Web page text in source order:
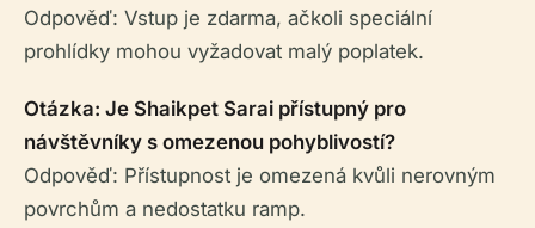
Odpověď: Vstup je zdarma, ačkoli speciální
prohlídky mohou vyžadovat malý poplatek.
Otázka: Je Shaikpet Sarai přístupný pro
návštěvníky s omezenou pohyblivostí?
Odpověď: Přístupnost je omezená kvůli nerovným
povrchům a nedostatku ramp.